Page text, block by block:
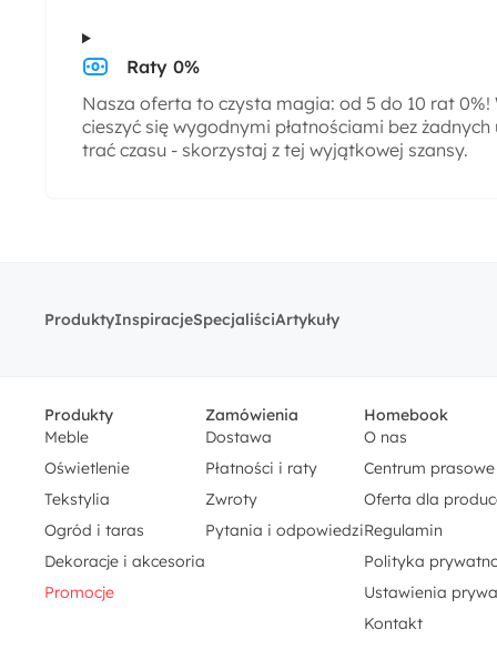
Raty 0%
Nasza oferta to czysta magia: od 5 do 10 rat
cieszyć się wygodnymi płatnościami bez
trać czasu - skorzystaj z tej wyjątkowej szansy.
ProduktyInspiracjeSpecjaliściArtykuły
Produkty
Meble
Oświetlenie
Tekstylia
Ogród i taras
Dekoracje i akcesoria
Promocje
Zamówienia
Dostawa
Płatności i raty
Zwroty
Pytania i odpowiedzi
Homebook
O nas
Centrum prasowe
Oferta dla
Regulamin
Polityka
Ustawienia
Kontakt